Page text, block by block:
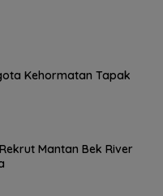
Kehormatan Tapak
Mantan Bek River